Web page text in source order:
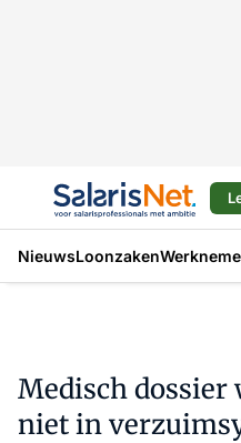
NieuwsLoonzaken
Medisch
niet in